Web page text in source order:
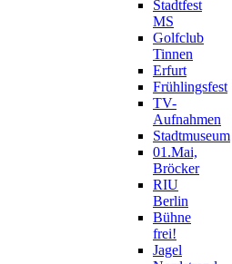
Stadtfest
MS
Golfclub
Tinnen
Erfurt
Frühlingsfest
TV-
Aufnahmen
Stadtmuseum
01.Mai,
Bröcker
RIU
Berlin
Bühne
frei!
Jagel